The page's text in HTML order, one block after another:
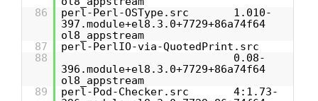
86
perl-Perl-OSType.src 1.010-
397.module+el8.3.0+7729+86a74f64
ol8_appstream
87
perl-PerlIO-via-QuotedPrint.src
88
0.08-
396.module+el8.3.0+7729+86a74f64
ol8_appstream
89
perl-Pod-Checker.src 4:1.73-